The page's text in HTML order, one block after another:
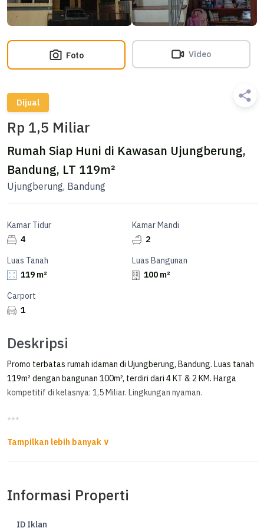
Foto Video
Dijual
Rp 1,5 Miliar
Rumah Siap Huni di Kawasan Ujungberung,
Bandung, LT 119m²
Ujungberung, Bandung
Kamar Tidur
4
Kamar Mandi
2
Luas Tanah
119 m²
Luas Bangunan
100 m²
Carport
1
Deskripsi
Promo terbatas rumah idaman di Ujungberung, Bandung. Luas tanah
119m² dengan bangunan 100m², terdiri dari 4 KT & 2 KM. Harga
kompetitif di kelasnya: 1,5 Miliar. Lingkungan nyaman.
***
- Luas Tanah: 119m2
Informasi Properti
ID Iklan